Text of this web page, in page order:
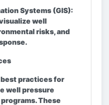
Systems (GIS):
well
risks, and
practices for
well pressure
These